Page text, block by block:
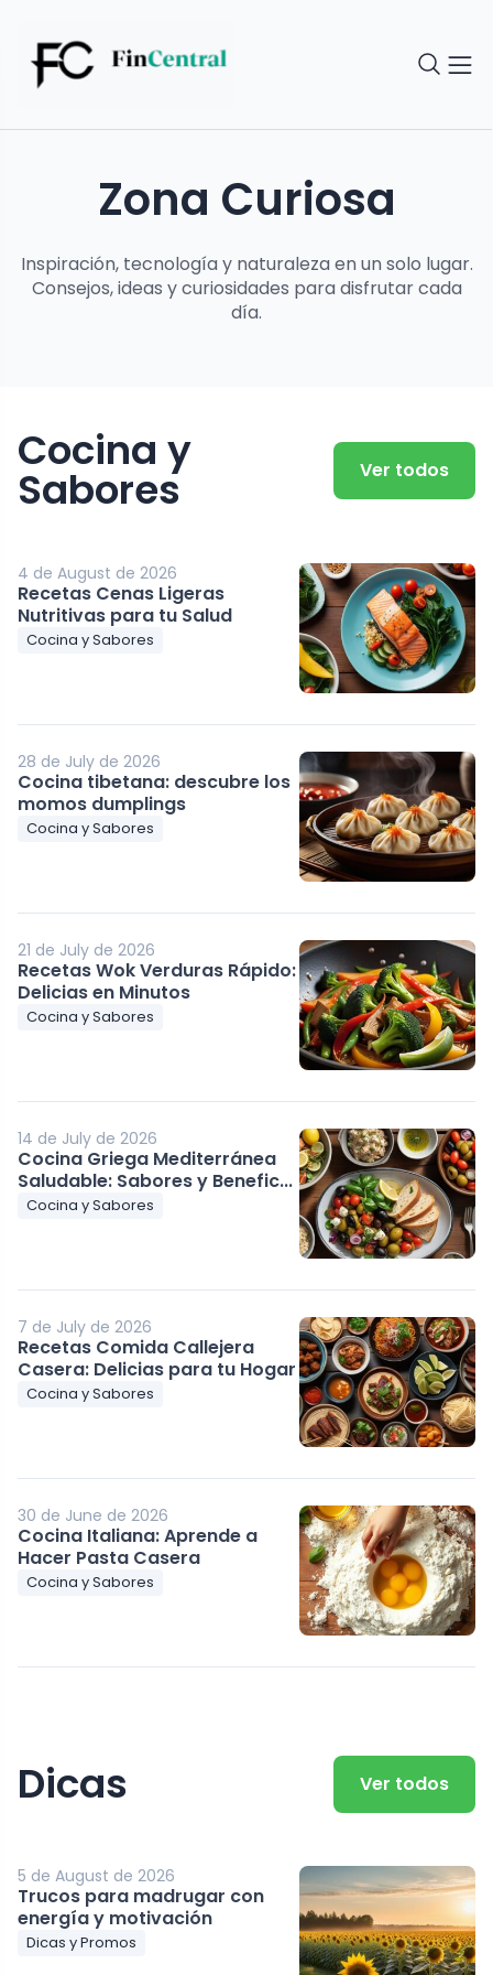
Zona Curiosa
Inspiración, tecnología y naturaleza en un solo lugar.
Consejos, ideas y curiosidades para disfrutar cada
día.
Cocina y
Sabores Ver todos
4 de August de 2026
Recetas Cenas Ligeras
Nutritivas para tu Salud
Cocina y Sabores
28 de July de 2026
Cocina tibetana: descubre los
momos dumplings
Cocina y Sabores
21 de July de 2026
Recetas Wok Verduras Rápido:
Delicias en Minutos
Cocina y Sabores
14 de July de 2026
Cocina Griega Mediterránea
Saludable: Sabores y Benefic...
Cocina y Sabores
7 de July de 2026
Recetas Comida Callejera
Casera: Delicias para tu Hogar
Cocina y Sabores
30 de June de 2026
Cocina Italiana: Aprende a
Hacer Pasta Casera
Cocina y Sabores
Dicas Ver todos
5 de August de 2026
Trucos para madrugar con
energía y motivación
Dicas y Promos